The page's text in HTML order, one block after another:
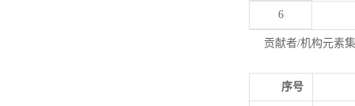
6
贡献者/机构元素
序号